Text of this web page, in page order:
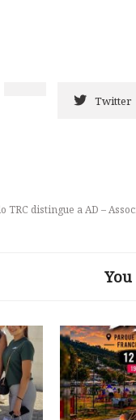
Twitter
distingue a AD –